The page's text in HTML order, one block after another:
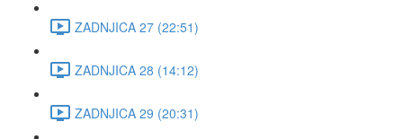
ZADNJICA 27 (22:51)
ZADNJICA 28 (14:12)
ZADNJICA 29 (20:31)